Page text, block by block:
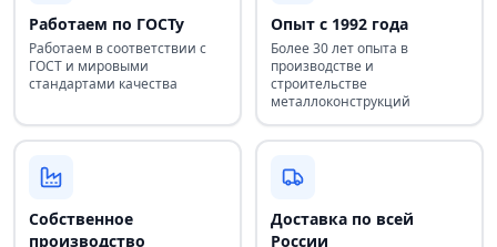
Работаем по ГОСТу
Работаем в соответствии с
ГОСТ и мировыми
стандартами качества
Опыт с 1992 года
Более 30 лет опыта в
производстве и
строительстве
металлоконструкций
Собственное
производство
Доставка по всей
России